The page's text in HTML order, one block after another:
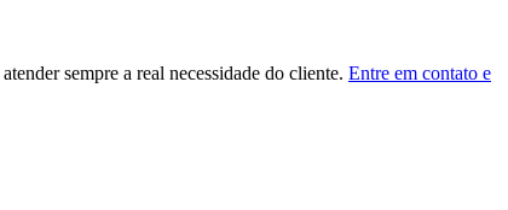
sempre a real necessidade do cliente. Entre em contato e